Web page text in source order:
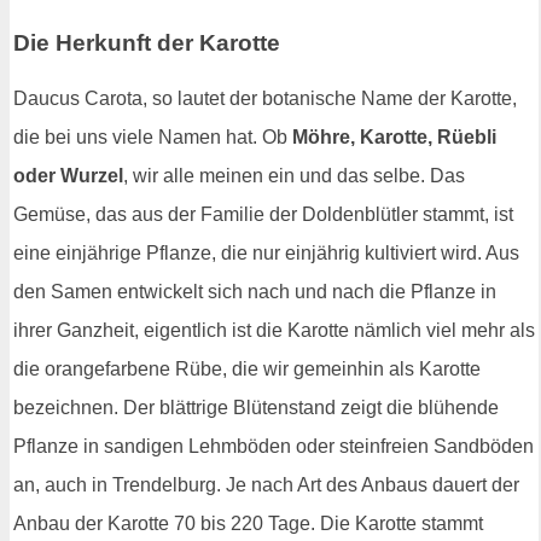
Die Herkunft der Karotte
Daucus Carota, so lautet der botanische Name der Karotte,
die bei uns viele Namen hat. Ob Möhre, Karotte, Rüebli
oder Wurzel , wir alle meinen ein und das selbe. Das
Gemüse, das aus der Familie der Doldenblütler stammt, ist
eine einjährige Pflanze, die nur einjährig kultiviert wird. Aus
den Samen entwickelt sich nach und nach die Pflanze in
ihrer Ganzheit, eigentlich ist die Karotte nämlich viel mehr als
die orangefarbene Rübe, die wir gemeinhin als Karotte
bezeichnen. Der blättrige Blütenstand zeigt die blühende
Pflanze in sandigen Lehmböden oder steinfreien Sandböden
an, auch in Trendelburg. Je nach Art des Anbaus dauert der
Anbau der Karotte 70 bis 220 Tage. Die Karotte stammt